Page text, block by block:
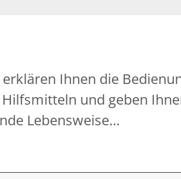
Lebensweise…